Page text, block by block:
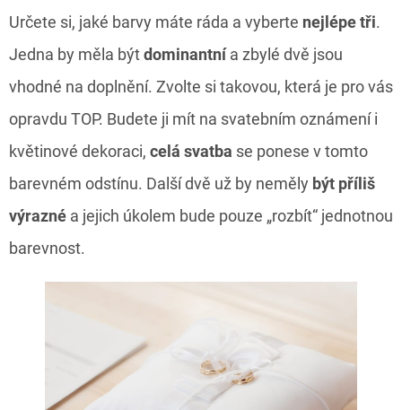
Určete si, jaké barvy máte ráda a vyberte nejlépe tři.
Jedna by měla býtdominantnía zbylé dvě jsou
vhodné na doplnění. Zvolte si takovou, která je pro vás
opravdu TOP. Budete ji mít na svatebním oznámení i
květinové dekoraci, celá svatba se ponese v tomto
barevném odstínu. Další dvě už by neměly být příliš
výrazné a jejich úkolem bude pouze „rozbít“ jednotnou
barevnost.